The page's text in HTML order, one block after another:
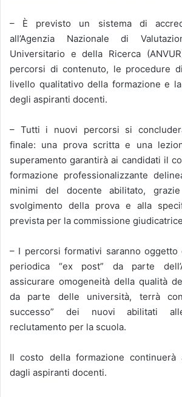
– È previsto un sistema di
all’Agenzia Nazionale di
Universitario e della Ricerca
percorsi di contenuto, le procedure
livello qualitativo della formazione e
degli aspiranti docenti.
– Tutti i nuovi percorsi si
finale: una prova scritta e una
superamento garantirà ai candidati il
formazione professionalizzante
minimi del docente abilitato,
svolgimento della prova e alla
prevista per la commissione
– I percorsi formativi saranno oggetto
periodica “ex post” da parte
assicurare omogeneità della qualità
da parte delle università, terrà
successo” dei nuovi abilitati
reclutamento per la scuola.
Il costo della formazione continuerà
dagli aspiranti docenti.